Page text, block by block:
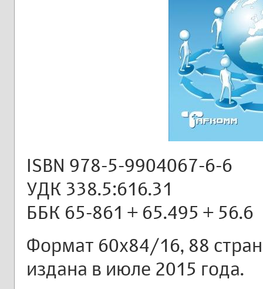
ISBN 978-5-9904067-6-6
УДК 338.5:616.31
ББК 65-861 + 65.495 + 56.6
Формат 60х84/16, 88
издана в июле 2015 года.